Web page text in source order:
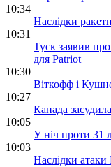
10:34
Наслідки
10:31
Туск заявив
для Patriot
10:30
Віткофф і
10:27
Канада
10:05
У ніч проти 31
10:03
Наслідки